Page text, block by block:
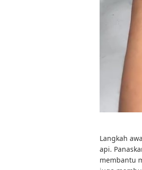
Langkah
api.
membantu